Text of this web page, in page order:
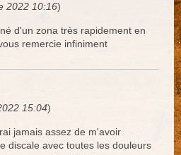
2022 10:16)
d'un zona très rapidement en
remercie infiniment
15:04)
jamais assez de m'avoir
discale avec toutes les douleurs